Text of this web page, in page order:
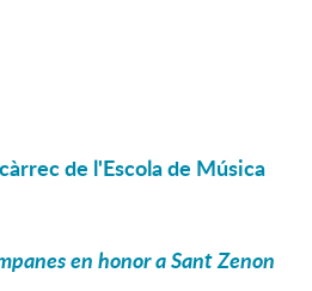
de l'Escola de Música
en honor a Sant Zenon